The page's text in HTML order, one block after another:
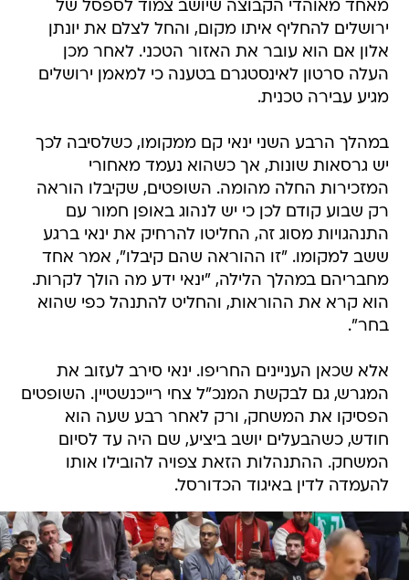
מאחד מאוהדי הקבוצה שיושב צמוד לספסל של
ירושלים להחליף איתו מקום, והחל לצלם את יונתן
אלון אם הוא עובר את האזור הטכני. לאחר מכן
העלה סרטון לאינסטגרם בטענה כי למאמן ירושלים
מגיע עבירה טכנית.
במהלך הרבע השני ינאי קם ממקומו, כשלסיבה לכך
יש גרסאות שונות, אך כשהוא נעמד מאחורי
המזכירות החלה מהומה. השופטים, שקיבלו הוראה
רק שבוע קודם לכן כי יש לנהוג באופן חמור עם
התנהגויות מסוג זה, החליטו להרחיק את ינאי ברגע
ששב למקומו. "זו ההוראה שהם קיבלו", אמר אחד
מחבריהם במהלך הלילה, "ינאי ידע מה הולך לקרות.
הוא קרא את ההוראות, והחליט להתנהל כפי שהוא
בחר".
אלא שכאן העניינים החריפו. ינאי סירב לעזוב את
המגרש, גם לבקשת המנכ"ל צחי רייכנשטיין. השופטים
הפסיקו את המשחק, ורק לאחר רבע שעה הוא
חודש, כשהבעלים יושב ביציע, שם היה עד לסיום
המשחק. ההתנהלות הזאת צפויה להובילו אותו
להעמדה לדין באיגוד הכדורסל.